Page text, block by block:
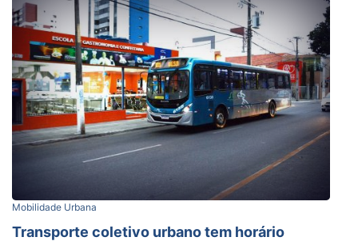
Mobilidade Urbana
Transporte coletivo urbano tem horário